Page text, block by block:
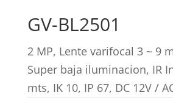
GV-BL2501
2 MP, Lente varifocal 3 ~ 9
Super baja iluminacion, IR
mts, IK 10, IP 67, DC 12V /